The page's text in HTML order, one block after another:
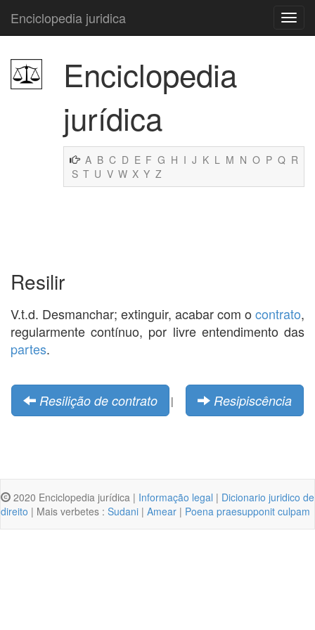
Enciclopedia juridica
Enciclopedia
jurídica
A B C D E F G H I J K L M N O P Q R
S T U V W X Y Z
Resilir
V.t.d. Desmanchar; extinguir, acabar com o contrato,
regularmente contínuo, por livre entendimento das
partes.
Resilição de contrato | Resipiscência
2020 Enciclopedia jurídica | Informação legal | Dicionario juridico de
direito | Mais verbetes : Sudani | Amear | Poena praesupponit culpam